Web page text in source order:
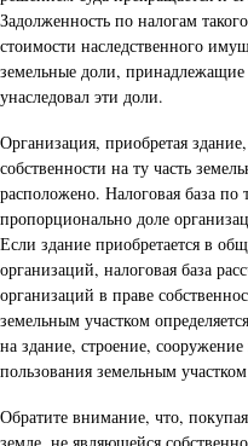
Задолженность по налогам
стоимости наследственного
земельные доли,
унаследовал эти доли.
Организация, приобретая
собственности на ту часть
расположено. Налоговая база по
пропорционально доле
Если здание приобретается в
организаций, налоговая база
организаций в праве
земельным участком
на здание, строение,
пользования земельным
Обратите внимание, что,
земле, не являющейся